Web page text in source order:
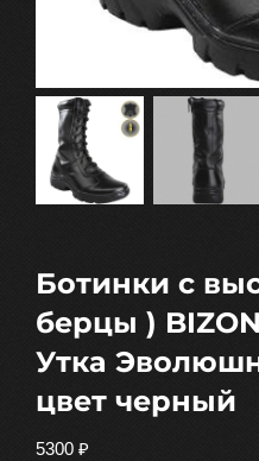
Ботинки с
берцы )
Утка
цвет черный
5300 ₽